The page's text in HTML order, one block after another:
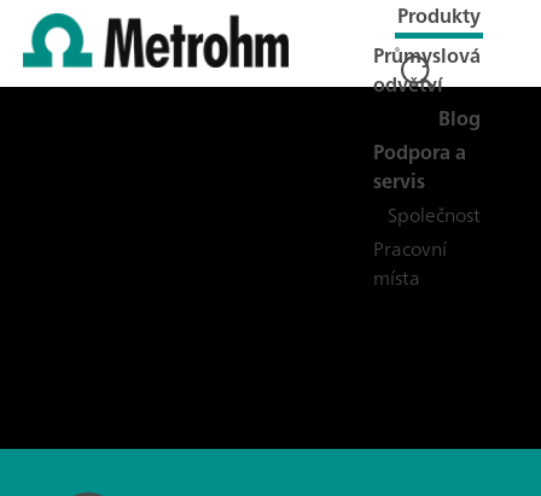
Produkty
Průmyslová
odvětví
Blog
Podpora a
servis
Společnost
Pracovní
místa